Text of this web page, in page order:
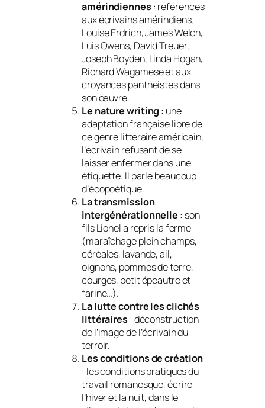
amérindiennes : références
aux écrivains amérindiens,
Louise Erdrich, James Welch,
Luis Owens, David Treuer,
Joseph Boyden, Linda Hogan,
Richard Wagamese et aux
croyances panthéistes dans
son œuvre.
Le naturewriting : une
adaptation française libre de
ce genre littéraire américain,
l’écrivain refusant de se
laisser enfermer dans une
étiquette. Il parle beaucoup
d’écopoétique.
La transmission
intergénérationnelle : son
fils Lionel a repris la ferme
(maraîchage plein champs,
céréales, lavande, ail,
oignons, pommes de terre,
courges, petit épeautre et
farine…).
La lutte contre les clichés
littéraires : déconstruction
de l’image de l’écrivain du
terroir.
Les conditions de création
: les conditions pratiques du
travail romanesque, écrire
l’hiver et la nuit, dans le